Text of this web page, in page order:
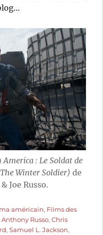
America : Le Soldat de
Winter Soldier) de
Joe Russo.
américain, Films des
Anthony Russo,Chris
,Samuel L. Jackson,